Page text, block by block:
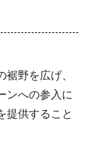
野を広げ、
ンへの参入に
提供すること